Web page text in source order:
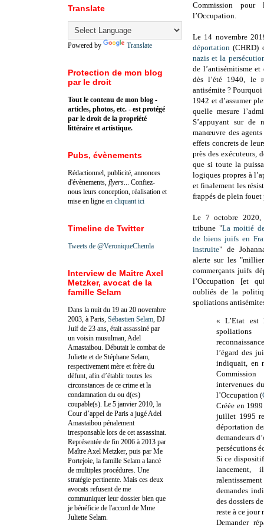
Commission pour
l’Occupation.
Le 14 novembre
déportation (CHRD)
nazis et la
de l’antisémitisme et
dès l’été 1940, le
antisémite ?
1942 et d’assumer
quelle mesure
S’appuyant sur de
manœuvre des
effets concrets de
près des exécuteurs,
que si toute la
logiques propres à
et finalement les
frappés de plein
Le 7 octobre
tribune "La moitié
de biens juifs en
instruite" de
alerte sur les "
commerçants juifs
l’Occupation [et
oubliés de la
spoliations
« L’Etat est
l’égard des
indiquait, en
intervenues
l’Occupation (
Créée en
juillet 1995
déportation
demandeurs
persécutions
Si ce
lancement,
demandes
des dossiers
reste à ce jour
Demander
Translate
Powered by Translate
Protection de mon blog
par le droit
Tout le contenu de mon blog -
articles, photos, etc. - est protégé
par le droit de la propriété
littéraire et artistique.
Pubs, évènements
Rédactionnel, publicité, annonces
d'évènements, flyers ... Confiez-
nous leurs conception, réalisation et
mise en ligne en cliquant ici
Timeline de Twitter
Tweets de @VeroniqueChemla
Interview de Maitre Axel
Metzker, avocat de la
famille Selam
Dans la nuit du 19 au 20 novembre
2003, à Paris, Sébastien Selam , DJ
Juif de 23 ans, était assassiné par
un voisin musulman, Adel
Amastaibou. Débutait le combat de
Juliette et de Stéphane Selam,
respectivement mère et frère du
défunt, afin d’établir toutes les
circonstances de ce crime et la
condamnation du ou d(es)
coupable(s). Le 5 janvier 2010, la
Cour d’appel de Paris a jugé Adel
Amastaibou pénalement
irresponsable lors de cet assassinat.
Représentée de fin 2006 à 2013 par
Maître Axel Metzker, puis par Me
Portejoie, la famille Selam a lancé
de multiples procédures. Une
stratégie pertinente. Mais ces deux
avocats refusent de me
communiquer leur dossier bien que
je bénéficie de l'accord de Mme
Juliette Selam.